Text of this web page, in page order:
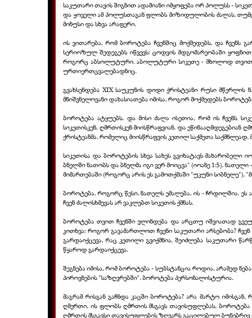
საკუთარი თავის შიგნით ადამიანი იმყოფება ორ პოლუსს -
და ყოველი ამ პოლუსთაგან ფლობს მიზიდულობის ძალას.
მინუსი და სხვა არაფერი.
ის ვითარება, რომ ბოროტება ჩვენშიც მოქმედებს, და
სერიოზულ შედეგებს იწვევს: ცოდვის მდგომარეობაში
როგორც აბსოლუტური. აბოლუტური სიკეთე - მხოლოდ თვით
ურთიერთცვალებადნიც.
გვახსენდება XIX საუკუნის დიდი ქრისტეანი რუსი მწერლის
მნიშვნელოვანი დახასიათება იმისა, როგორ მოქმედებს
ბოროტება ატყუებს. და მისი ძალა ისეთია, რომ ის ჩვენს
სიკეთისკენ, ღმრთისკენ მიისწრაფვიან, და ეწინააღმდეგებიან
ქრისტეანმა, რომელიც მიისწრაფვის კეთილ საქმეთა
სიკეთისა და ბოროტების სხვა სახეს გვიხატავს
ბნელში ნათობს და ბნელმა იგი ვერ მოიცვა" (იოანე 1:5).
მიმართებაში (როგორც არის ეს გამოთქმაში "უკუნი სიბნელე"),
ბოროტება, როგორც წესი, ნათელს ემალება, ის - ჩრდილშია. ეს
ჩვენ ძალისხმევას არ ვაკლებთ სიკეთის ქმნას.
ბოროტება თვით ჩვენში ვლინდება და არცთუ იშვიათად
კითხვა: როგორ გავამართლოთ ჩვენი საკუთარი არსებობა?
გარდაიქცევა, რაც კეთილი გვიქმნია, შეიძლება საკუთარი
წყაროდ გარდაიქცევა.
შეგნება იმისა, რომ ბოროტება - სუბსტანცია როდია, არამედ
პიროვნების "საზღვრებში". ბოროტება პერსონალისტურია.
მაგრამ რისგან გაჩნდა კაცში ბოროტება? არა მარტო
ღმერთი, ის ფლობს ღმრთის მსგავს თავისუფლებას.
ღმრთის მსგავსი თავისუფლების ზღვარს გაცილებულ